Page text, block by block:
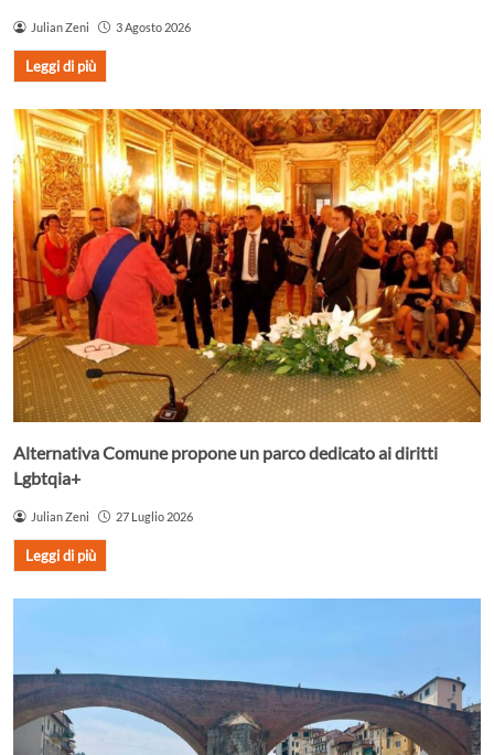
Julian Zeni 3 Agosto 2026
Leggi di più
Alternativa Comune propone un parco dedicato ai diritti
Lgbtqia+
Julian Zeni 27 Luglio 2026
Leggi di più